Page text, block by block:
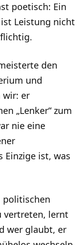
poetisch: Ein
Leistung nicht
den
und
wir: er
„Lenker“ zum
nie eine
Einzige ist, was
politischen
vertreten, lernt
wer glaubt, er